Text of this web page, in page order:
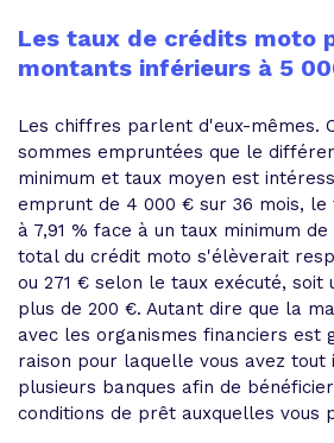
Les taux de crédits moto
montants inférieurs à 5
Les chiffres parlent d'eux-mêmes.
sommes empruntées que le
minimum et taux moyen est
emprunt de 4 000 € sur 36 mois, le
à 7,91 % face à un taux minimum
total du crédit moto s'élèverait
ou 271 € selon le taux exécuté, soit
plus de 200 €. Autant dire que la
avec les organismes financiers est
raison pour laquelle vous avez
plusieurs banques afin de
conditions de prêt auxquelles vous